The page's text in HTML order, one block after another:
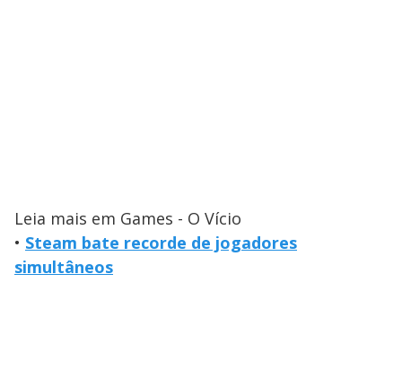
Leia mais em Games - O Vício
• Steam bate recorde de jogadores
simultâneos